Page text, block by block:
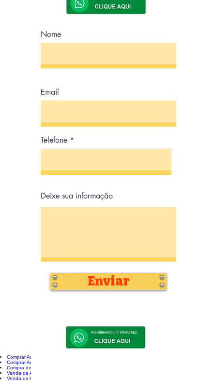
Nome
Email
Telefone
Deixe sua informação
Enviar
Comprar Andaime Novo
Comprar Andaime Tubular
Compra de Andaime
Venda de Andaimes Novos
Venda de Andaime Tubular